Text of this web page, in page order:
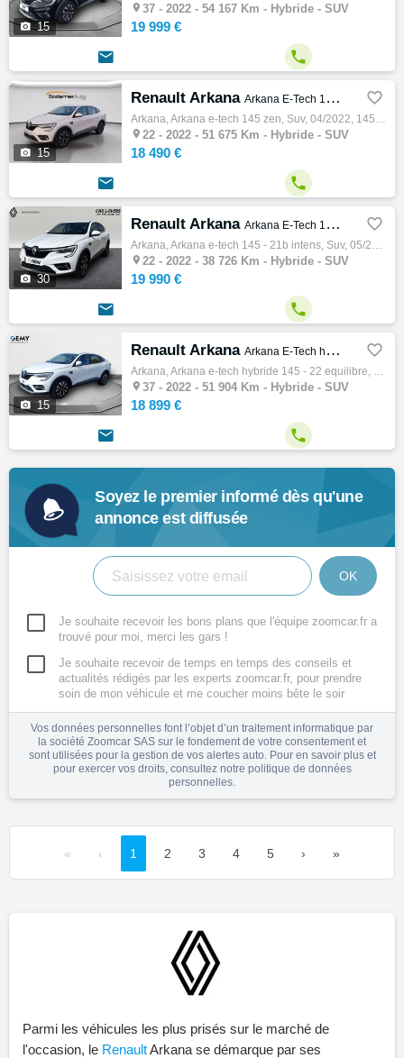
 15
 37 - 2022 - 54 167 Km - Hybride - SUV
19 999 €
 
 15
Renault Arkana Arkana E-Tech 145 Zen 
Arkana, Arkana e-tech 145 zen, Suv, 04/2022, 145ch, 5cv, 51675 km, 5 portes, 5 places, Clim. auto, Hybride, Régulateur de vitesse, Abs, Ant…
 22 - 2022 - 51 675 Km - Hybride - SUV
18 490 €
 
 30
Renault Arkana Arkana E-Tech 145 - 21B Intens 
Arkana, Arkana e-tech 145 - 21b intens, Suv, 05/2022, 94ch, 5cv, 38726 km, 5 portes, 5 places, Clim. auto, Hybride, Gps, Abs, Antipatinage,…
 22 - 2022 - 38 726 Km - Hybride - SUV
19 990 €
 
 15
Renault Arkana Arkana E-Tech hybride 145 - 22 Equilibre 
Arkana, Arkana e-tech hybride 145 - 22 equilibre, Suv, 11/2022, 145ch, 5cv, 51904 km, 5 portes, 5 places, Clim. auto, Hybride, Régulateur d…
 37 - 2022 - 51 904 Km - Hybride - SUV
18 899 €
 
Soyez le premier informé dès qu'une
annonce est diffusée
OK
Je souhaite recevoir les bons plans que l'équipe zoomcar.fr a
trouvé pour moi, merci les gars !
Je souhaite recevoir de temps en temps des conseils et
actualités rédigés par les experts zoomcar.fr, pour prendre
soin de mon véhicule et me coucher moins bête le soir
Vos données personnelles font l’objet d’un traitement informatique par
la société Zoomcar SAS sur le fondement de votre consentement et
sont utilisées pour la gestion de vos alertes auto. Pour en savoir plus et
pour exercer vos droits, consultez notre politique de données
personnelles.
« ‹ 1 2 3 4 5 › »
Parmi les véhicules les plus prisés sur le marché de
l'occasion, le RenaultArkana se démarque par ses